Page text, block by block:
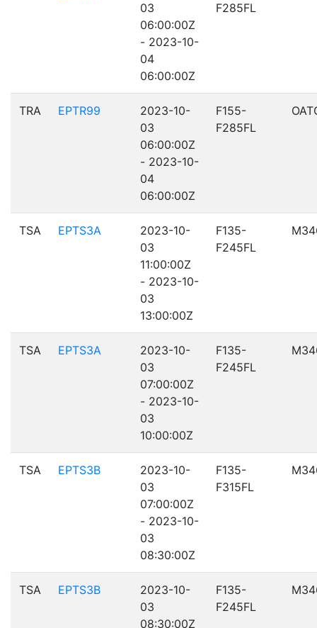
03
06:00:00Z
- 2023-10-
04
06:00:00Z
F285FL
TRA EPTR99
2023-10-
03
06:00:00Z
- 2023-10-
04
06:00:00Z
F155-
F285FL
TSA EPTS3A
2023-10-
03
11:00:00Z
- 2023-10-
03
13:00:00Z
F135-
F245FL
TSA EPTS3A
2023-10-
03
07:00:00Z
- 2023-10-
03
10:00:00Z
F135-
F245FL
TSA EPTS3B
2023-10-
03
07:00:00Z
- 2023-10-
03
08:30:00Z
F135-
F315FL
TSA EPTS3B
2023-10-
03
08:30:00Z
F135-
F245FL